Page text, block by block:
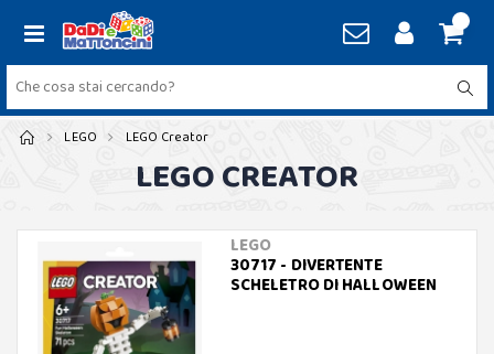
LEGO LEGO Creator
LEGO CREATOR
LEGO
30717 - DIVERTENTE
SCHELETRO DI HALLOWEEN